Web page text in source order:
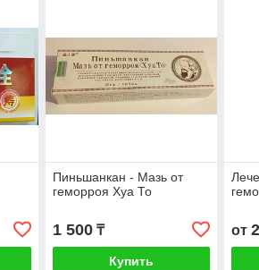
Пиньшанкан - Мазь от
геморроя Хуа То
1 500₸
Купить
от